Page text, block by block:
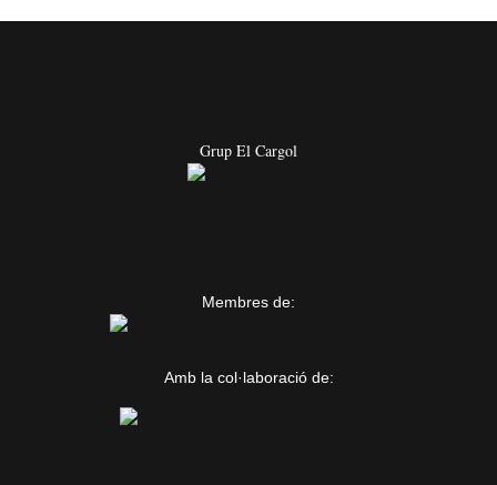
Grup El Cargol
Membres de:
Amb la col·laboració de: